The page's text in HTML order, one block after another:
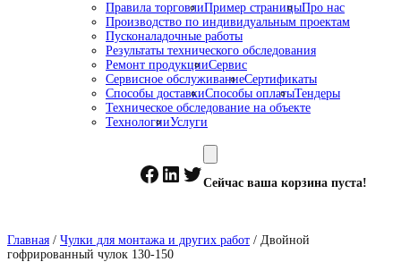
Правила торговлиПример страницыПро нас
Производство по индивидуальным проектам
Пусконаладочные работы
Результаты технического обследования
Ремонт продукцииСервис
Сервисное обслуживаниеСертификаты
Способы доставкиСпособы оплатыТендеры
Техническое обследование на объекте
ТехнологииУслуги
Facebook
LinkedIn
Twitter
Сейчас ваша корзина пуста!
Главная / Чулки для монтажа и других работ / Двойной
гофрированный чулок 130-150